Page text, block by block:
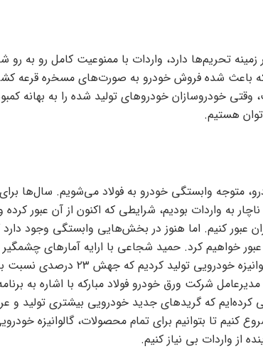
تحریم‌ها دارد، واردات با ممنوعیت کامل رو به رو
که باعث شده فروش خودرو به صورت‌های مسخره
خودروسازان خودرو‌های تولید شده را به بهانه
هستیم.
متوجه وابستگی خودرو به فولاد می‌شویم. سال‌ها برای
ناچار به واردات بودیم، شرایطی که اکنون از آن عبور
عبور کنیم. اما هنوز در بخش‌هایی وابستگی وجود
عبور خواهیم کرد. حمید شجاعی با ارایه آمار‌های
گذشته حدود ۳۱۰ هزار تن ورق
مدیرعامل شرکت ورق خودرو فولاد مبارکه با اشاره به
نیز پیش بینی کرده‌ایم که گرید‌های جدید خودرویی بیشتری
تا بتوانیم برای تمام محصولات، گالوانیزه
از واردات بی نیاز کنیم.